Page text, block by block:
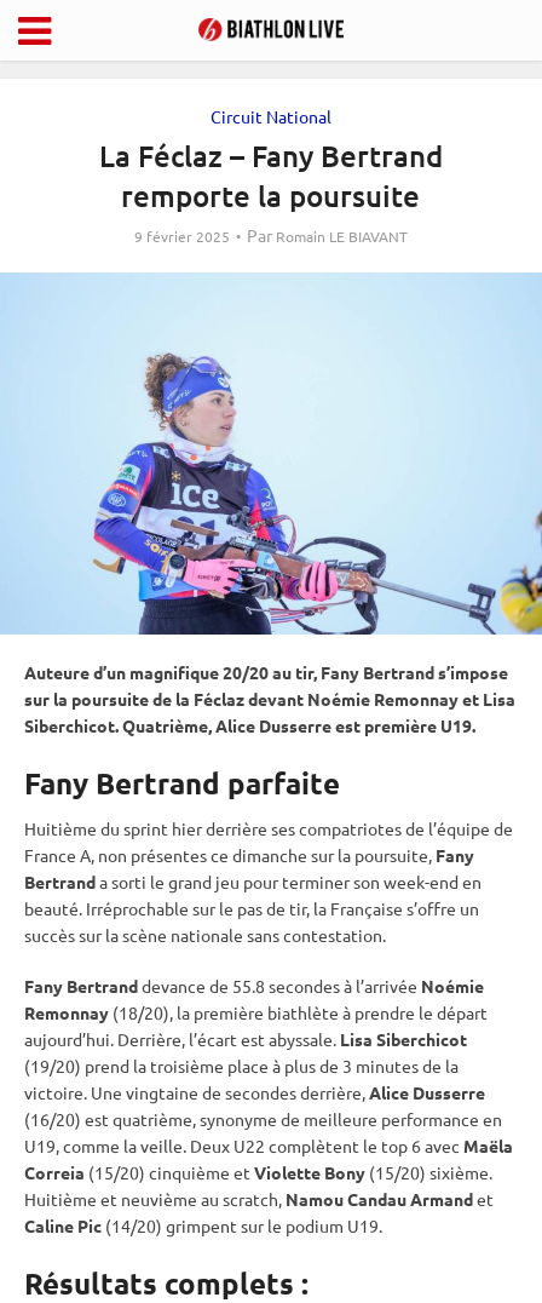
Circuit National
La Féclaz – Fany Bertrand
remporte la poursuite
9 février 2025 Par Romain LE BIAVANT
Auteure d’un magnifique 20/20 au tir, Fany Bertrand s’impose
sur la poursuitede la Féclaz devant Noémie Remonnay et Lisa
Siberchicot. Quatrième, Alice Dusserre est première U19.
Fany Bertrand parfaite
Huitième du sprint hier derrière ses compatriotes de l’équipe de
France A, non présentes ce dimanche sur la poursuite, Fany
Bertranda sorti le grand jeu pour terminer son week-end en
beauté. Irréprochable sur le pas de tir, la Française s’offre un
succès sur la scène nationale sans contestation.
Fany Bertranddevance de 55.8 secondes à l’arrivée Noémie
Remonnay (18/20), la première biathlète à prendre le départ
aujourd’hui. Derrière, l’écart est abyssale. Lisa Siberchicot
(19/20) prend la troisième place à plus de 3 minutes de la
victoire. Une vingtaine de secondes derrière,Alice Dusserre
(16/20) est quatrième, synonyme de meilleure performance en
U19, comme la veille. Deux U22 complètent le top 6 avec Maëla
Correia (15/20) cinquième et Violette Bony (15/20) sixième.
Huitième et neuvième au scratch, Namou Candau Armandet
Caline Pic (14/20) grimpent sur le podium U19.
Résultats complets :